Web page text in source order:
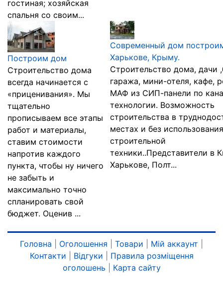
гостиная; хозяйская
спальня со своим...
Построим дом
Строительство дома
всегда начинается с
«приценивания». Мы
тщательно
прописываем все этапы
работ и материалы,
ставим стоимости
напротив каждого
пункта, чтобы ну ничего
не забыть и
максимально точно
спланировать свой
бюджет. Оценив ...
Современный дом
Харькове, Крыму.
Строительство дома, дачи
гаража, мини-отеля, кафе,
МАФ из СИП-панели по
технологии. Возможность
строительства в
местах и без
строительной
техники..Представители в
Харькове, Полт...
Головна Оголошення Товари Мій аккаунт
Контакти
Відгуки
Правила розміщення
оголошень
Карта сайту